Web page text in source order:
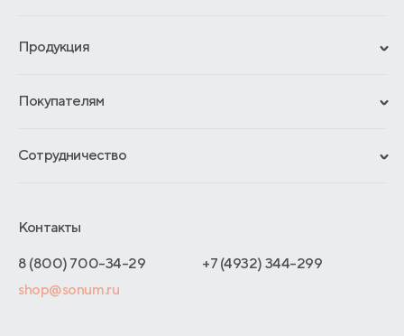
Продукция
Гарантии
Отзывы покупателей
Покупателям
Обмен и возврат
Как оформить заказ
Адреса магазинов
Договор-оферты
Сотрудничество
Отельерам
Оптовые продажи
Контакты
8 (800) 700-34-29
+7 (4932) 344-299
shop@sonum.ru